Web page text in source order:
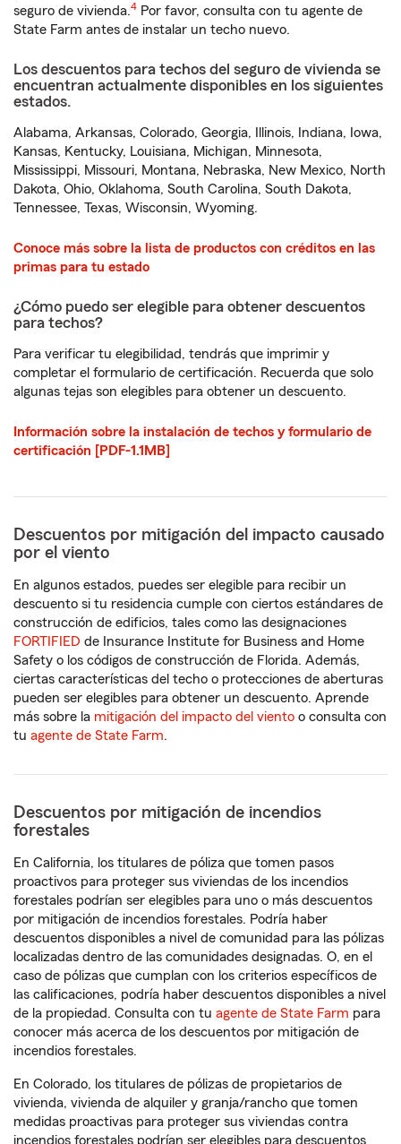
seguro de vivienda.4 Por favor, consulta con tu agente de
State Farm antes de instalar un techo nuevo.
Los descuentos para techos del seguro de vivienda se
encuentran actualmente disponibles en los siguientes
estados.
Alabama, Arkansas, Colorado, Georgia, Illinois, Indiana, Iowa,
Kansas, Kentucky, Louisiana, Michigan, Minnesota,
Mississippi, Missouri, Montana, Nebraska, New Mexico, North
Dakota, Ohio, Oklahoma, South Carolina, South Dakota,
Tennessee, Texas, Wisconsin, Wyoming.
Conoce más sobre la lista de productos con créditos en las
primas para tu estado
¿Cómo puedo ser elegible para obtener descuentos
para techos?
Para verificar tu elegibilidad, tendrás que imprimir y
completar el formulario de certificación. Recuerda que solo
algunas tejas son elegibles para obtener un descuento.
Información sobre la instalación de techos y formulario de
certificación [PDF-1.1MB]
Descuentos por mitigación del impacto causado
por el viento
En algunos estados, puedes ser elegible para recibir un
descuento si tu residencia cumple con ciertos estándares de
construcción de edificios, tales como las designaciones
FORTIFIED de Insurance Institute for Business and Home
Safety o los códigos de construcción de Florida. Además,
ciertas características del techo o protecciones de aberturas
pueden ser elegibles para obtener un descuento. Aprende
más sobre la mitigación del impacto del viento o consulta con
tu agente de State Farm.
Descuentos por mitigación de incendios
forestales
En California, los titulares de póliza que tomen pasos
proactivos para proteger sus viviendas de los incendios
forestales podrían ser elegibles para uno o más descuentos
por mitigación de incendios forestales. Podría haber
descuentos disponibles a nivel de comunidad para las pólizas
localizadas dentro de las comunidades designadas. O, en el
caso de pólizas que cumplan con los criterios específicos de
las calificaciones, podría haber descuentos disponibles a nivel
de la propiedad. Consulta con tu agente de State Farm para
conocer más acerca de los descuentos por mitigación de
incendios forestales.
En Colorado, los titulares de pólizas de propietarios de
vivienda, vivienda de alquiler y granja/rancho que tomen
medidas proactivas para proteger sus viviendas contra
incendios forestales podrían ser elegibles para descuentos